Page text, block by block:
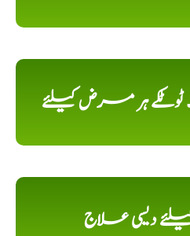
ہر مرض کیلئے
دیسی علاج